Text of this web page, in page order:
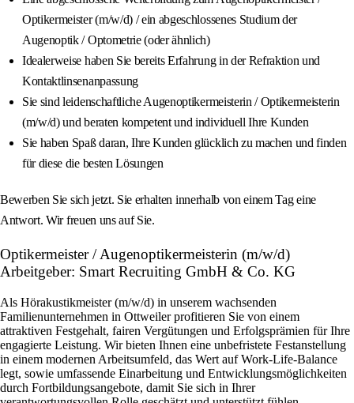
Optikermeister (m/w/d) / ein abgeschlossenes Studium der
Augenoptik / Optometrie (oder ähnlich)
Idealerweise haben Sie bereits Erfahrung in der Refraktion und
Kontaktlinsenanpassung
Sie sind leidenschaftliche Augenoptikermeisterin / Optikermeisterin
(m/w/d) und beraten kompetent und individuell Ihre Kunden
Sie haben Spaß daran, Ihre Kunden glücklich zu machen und finden
für diese die besten Lösungen
Bewerben Sie sich jetzt. Sie erhalten innerhalb von einem Tag eine
Antwort. Wir freuen uns auf Sie.
Optikermeister / Augenoptikermeisterin (m/w/d)
Arbeitgeber: Smart Recruiting GmbH & Co. KG
Als Hörakustikmeister (m/w/d) in unserem wachsenden
Familienunternehmen in Ottweiler profitieren Sie von einem
attraktiven Festgehalt, fairen Vergütungen und Erfolgsprämien für Ihre
engagierte Leistung. Wir bieten Ihnen eine unbefristete Festanstellung
in einem modernen Arbeitsumfeld, das Wert auf Work-Life-Balance
legt, sowie umfassende Einarbeitung und Entwicklungsmöglichkeiten
durch Fortbildungsangebote, damit Sie sich in Ihrer